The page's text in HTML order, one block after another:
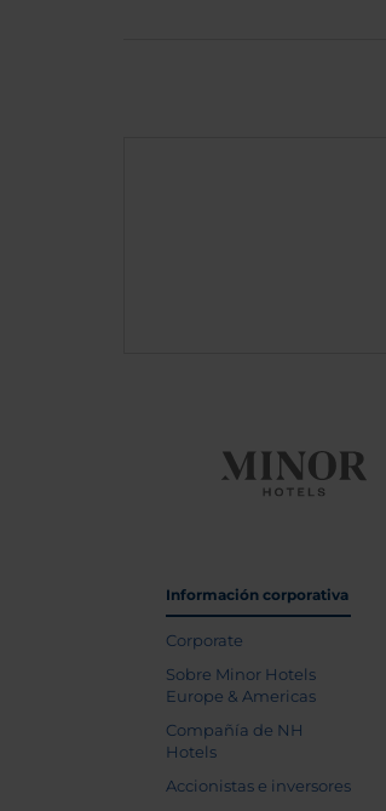
Información corporativa
Corporate
Sobre Minor Hotels
Europe & Americas
Compañía de NH
Hotels
Accionistas e inversores